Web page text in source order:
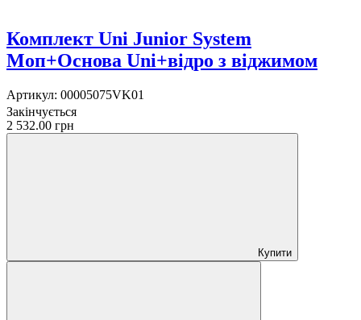
Комплект Uni Junior System
Моп+Основа Uni+відро з віджимом
Артикул: 00005075VK01
Закінчується
2 532.00 грн
Купити